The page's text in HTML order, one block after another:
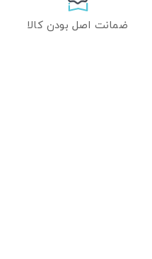
ضمانت اصل بودن کالا